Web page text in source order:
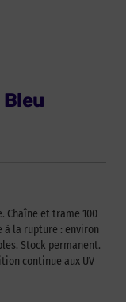
Chaîne et trame 100
à la rupture : environ
Stock permanent.
continue aux UV